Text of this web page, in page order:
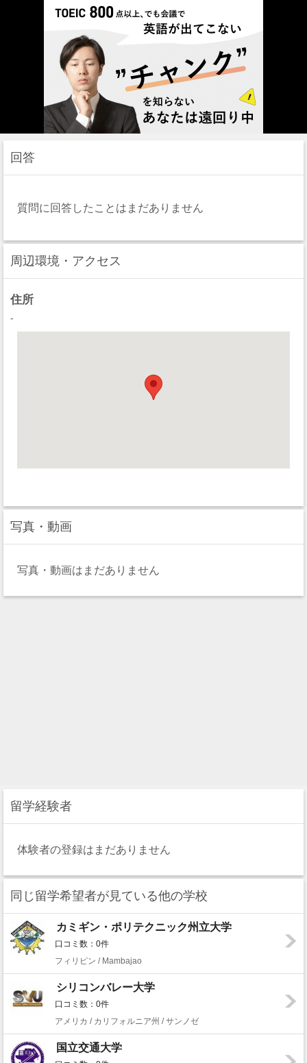
回答
質問に回答したことはまだありません
周辺環境・アクセス
住所
-
写真・動画
写真・動画はまだありません
留学経験者
体験者の登録はまだありません
同じ留学希望者が見ている他の学校
カミギン・ポリテクニック州立大学
口コミ数：0件
フィリピン / Mambajao
シリコンバレー大学
口コミ数：0件
アメリカ / カリフォルニア州 / サンノゼ
国立交通大学